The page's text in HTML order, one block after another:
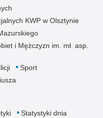
KWP w Olsztynie
i Mężczyzn im. mł. asp.
Sport
Statystyki dnia